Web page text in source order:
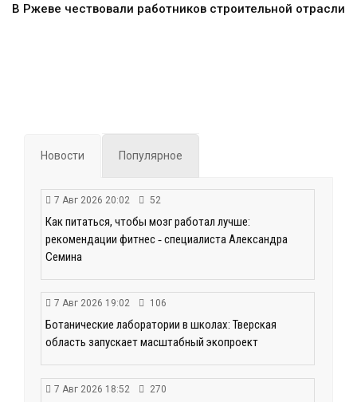
В Ржеве чествовали работников строительной отрасли
Новости Популярное
7 Авг 2026 20:02 52
Как питаться, чтобы мозг работал лучше:
рекомендации фитнес ‑ специалиста Александра
Семина
7 Авг 2026 19:02 106
Ботанические лаборатории в школах: Тверская
область запускает масштабный экопроект
7 Авг 2026 18:52 270